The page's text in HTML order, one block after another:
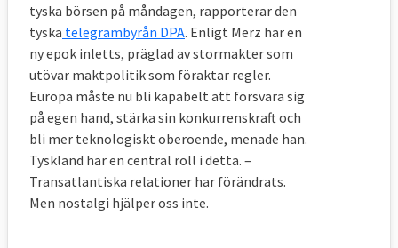
tyska börsen på måndagen, rapporterar den
tyska telegrambyrån DPA. Enligt Merz har en
ny epok inletts, präglad av stormakter som
utövar maktpolitik som föraktar regler.
Europa måste nu bli kapabelt att försvara sig
på egen hand, stärka sin konkurrenskraft och
bli mer teknologiskt oberoende, menade han.
Tyskland har en central roll i detta. –
Transatlantiska relationer har förändrats.
Men nostalgi hjälper oss inte.